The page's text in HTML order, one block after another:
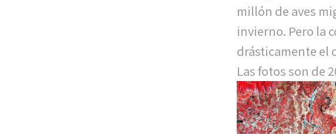
millón de aves
invierno. Pero la
drásticamente el
Las fotos son de